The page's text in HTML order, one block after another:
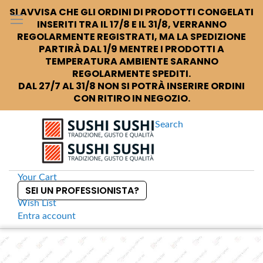
SI AVVISA CHE GLI ORDINI DI PRODOTTI CONGELATI
INSERITI TRA IL 17/8 E IL 31/8, VERRANNO
REGOLARMENTE REGISTRATI, MA LA SPEDIZIONE
PARTIRÀ DAL 1/9 MENTRE I PRODOTTI A
TEMPERATURA AMBIENTE SARANNO
REGOLARMENTE SPEDITI.
DAL 27/7 AL 31/8 NON SI POTRÀ INSERIRE ORDINI
CON RITIRO IN NEGOZIO.
Search
Your Cart
SEI UN PROFESSIONISTA?
Wish List
Entra account
S
Home Conservati Mame nori Fogli di soia verde per sushi
S
k